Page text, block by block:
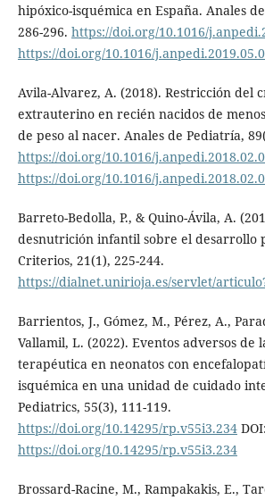
hipóxico-isquémica en España. Anales
286-296. https://doi.org/10.1016/
https://doi.org/10.1016/
Avila-Alvarez, A. (2018). Restricción del
extrauterino en recién nacidos de
de peso al nacer. Anales de Pediatría,
https://doi.org/10.1016/
https://doi.org/10.1016/
Barreto-Bedolla, P., & Quino-Ávila, A.
desnutrición infantil sobre el desarrollo
Criterios, 21(1), 225-244.
https://dialnet.unirioja.es/servlet/
Barrientos, J., Gómez, M., Pérez, A.,
Vallamil, L. (2022). Eventos adversos de
terapéutica en neonatos con
isquémica en una unidad de cuidado
Pediatrics, 55(3), 111-119.
https://doi.org/10.14295/rp.v55i3.234DOI:
https://doi.org/10.14295/rp.v55i3.234
Brossard-Racine, M., Rampakakis, E.,